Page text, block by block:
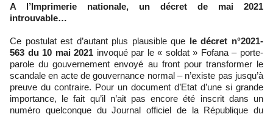
A l’Imprimerie nationale, un décret de mai 2021
introuvable…
Ce postulat est d’autant plus plausible que le décret n°2021-
563 du 10 mai 2021 invoqué par le « soldat » Fofana – porte-
parole du gouvernement envoyé au front pour transformer le
scandale en acte de gouvernance normal – n’existe pas jusqu’à
preuve du contraire. Pour un document d’Etat d’une si grande
importance, le fait qu’il n’ait pas encore été inscrit dans un
numéro quelconque du Journal officiel de la République du